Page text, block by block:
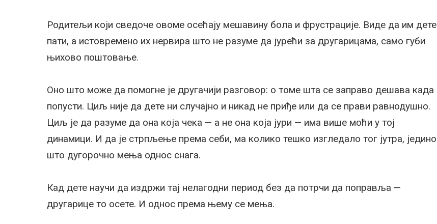
Родитељи који сведоче овоме осећају мешавину бола и фрустрације. Виде да им дете
пати, а истовремено их нервира што не разуме да јурећи за другарицама, само губи
њихово поштовање.
Оно што може да помогне је другачији разговор: о томе шта се заправо дешава када
попусти. Циљ није да дете ни случајно и никад не приђе или да се прави равнодушно.
Циљ је да разуме да она која чека — а не она која јури — има више моћи у тој
динамици. И да је стрпљење према себи, ма колико тешко изгледало тог јутра, једино
што дугорочно мења однос снага.
Кад дете научи да издржи тај нелагодни период без да потрчи да поправља —
другарице то осете. И однос према њему се мења.